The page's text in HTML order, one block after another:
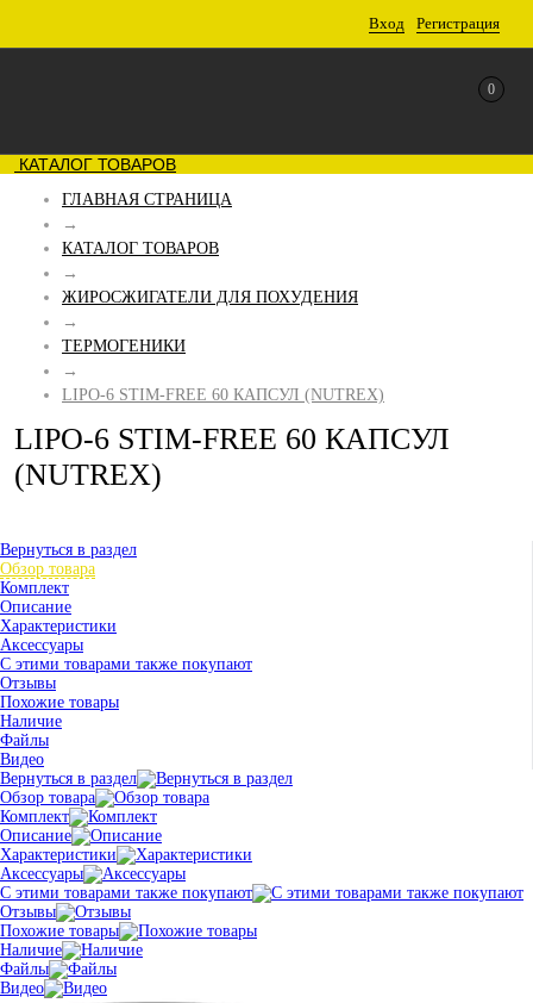
Вход Регистрация
0
КАТАЛОГ ТОВАРОВ
ГЛАВНАЯ СТРАНИЦА
→
КАТАЛОГ ТОВАРОВ
→
ЖИРОСЖИГАТЕЛИ ДЛЯ ПОХУДЕНИЯ
→
ТЕРМОГЕНИКИ
→
LIPO-6 STIM-FREE 60 КАПСУЛ (NUTREX)
LIPO-6 STIM-FREE 60 КАПСУЛ
(NUTREX)
Вернуться в раздел
Обзор товара
Комплект
Описание
Характеристики
Аксессуары
С этими товарами также покупают
Отзывы
Похожие товары
Наличие
Файлы
Видео
Вернуться в раздел
Обзор товара
Комплект
Описание
Характеристики
Аксессуары
С этими товарами также покупают
Отзывы
Похожие товары
Наличие
Файлы
Видео